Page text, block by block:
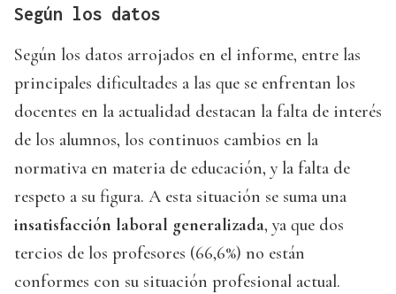
Según los datos
Según los datos arrojados en el informe, entre las
principales dificultades a las que se enfrentan los
docentes en la actualidad destacan la falta de interés
de los alumnos, los continuos cambios en la
normativa en materia de educación, y la falta de
respeto a su figura. A esta situación se suma una
insatisfacción laboral generalizada, ya que dos
tercios de los profesores (66,6%) no están
conformes con su situación profesional actual.